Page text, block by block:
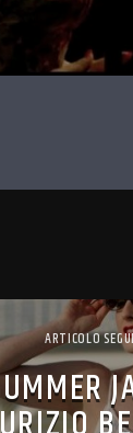
ARTICOLO